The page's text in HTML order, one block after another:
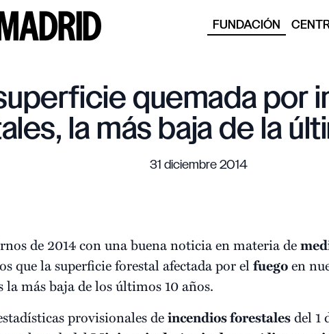
FUNDACIÓN
quemada por
la más baja de la
31 diciembre 2014
de 2014 con una buena noticia en materia de
que la superficie forestal afectada por elfuegoen
la más baja de los últimos 10 años.
provisionales deincendios forestalesdel 1